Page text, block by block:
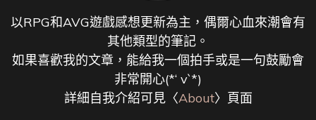
以RPG和AVG遊戲感想更新為主，偶爾心血來潮會有
其他類型的筆記。
如果喜歡我的文章，能給我一個拍手或是一句鼓勵會
非常開心(*‘ v`*)
詳細自我介紹可見〈 About〉頁面